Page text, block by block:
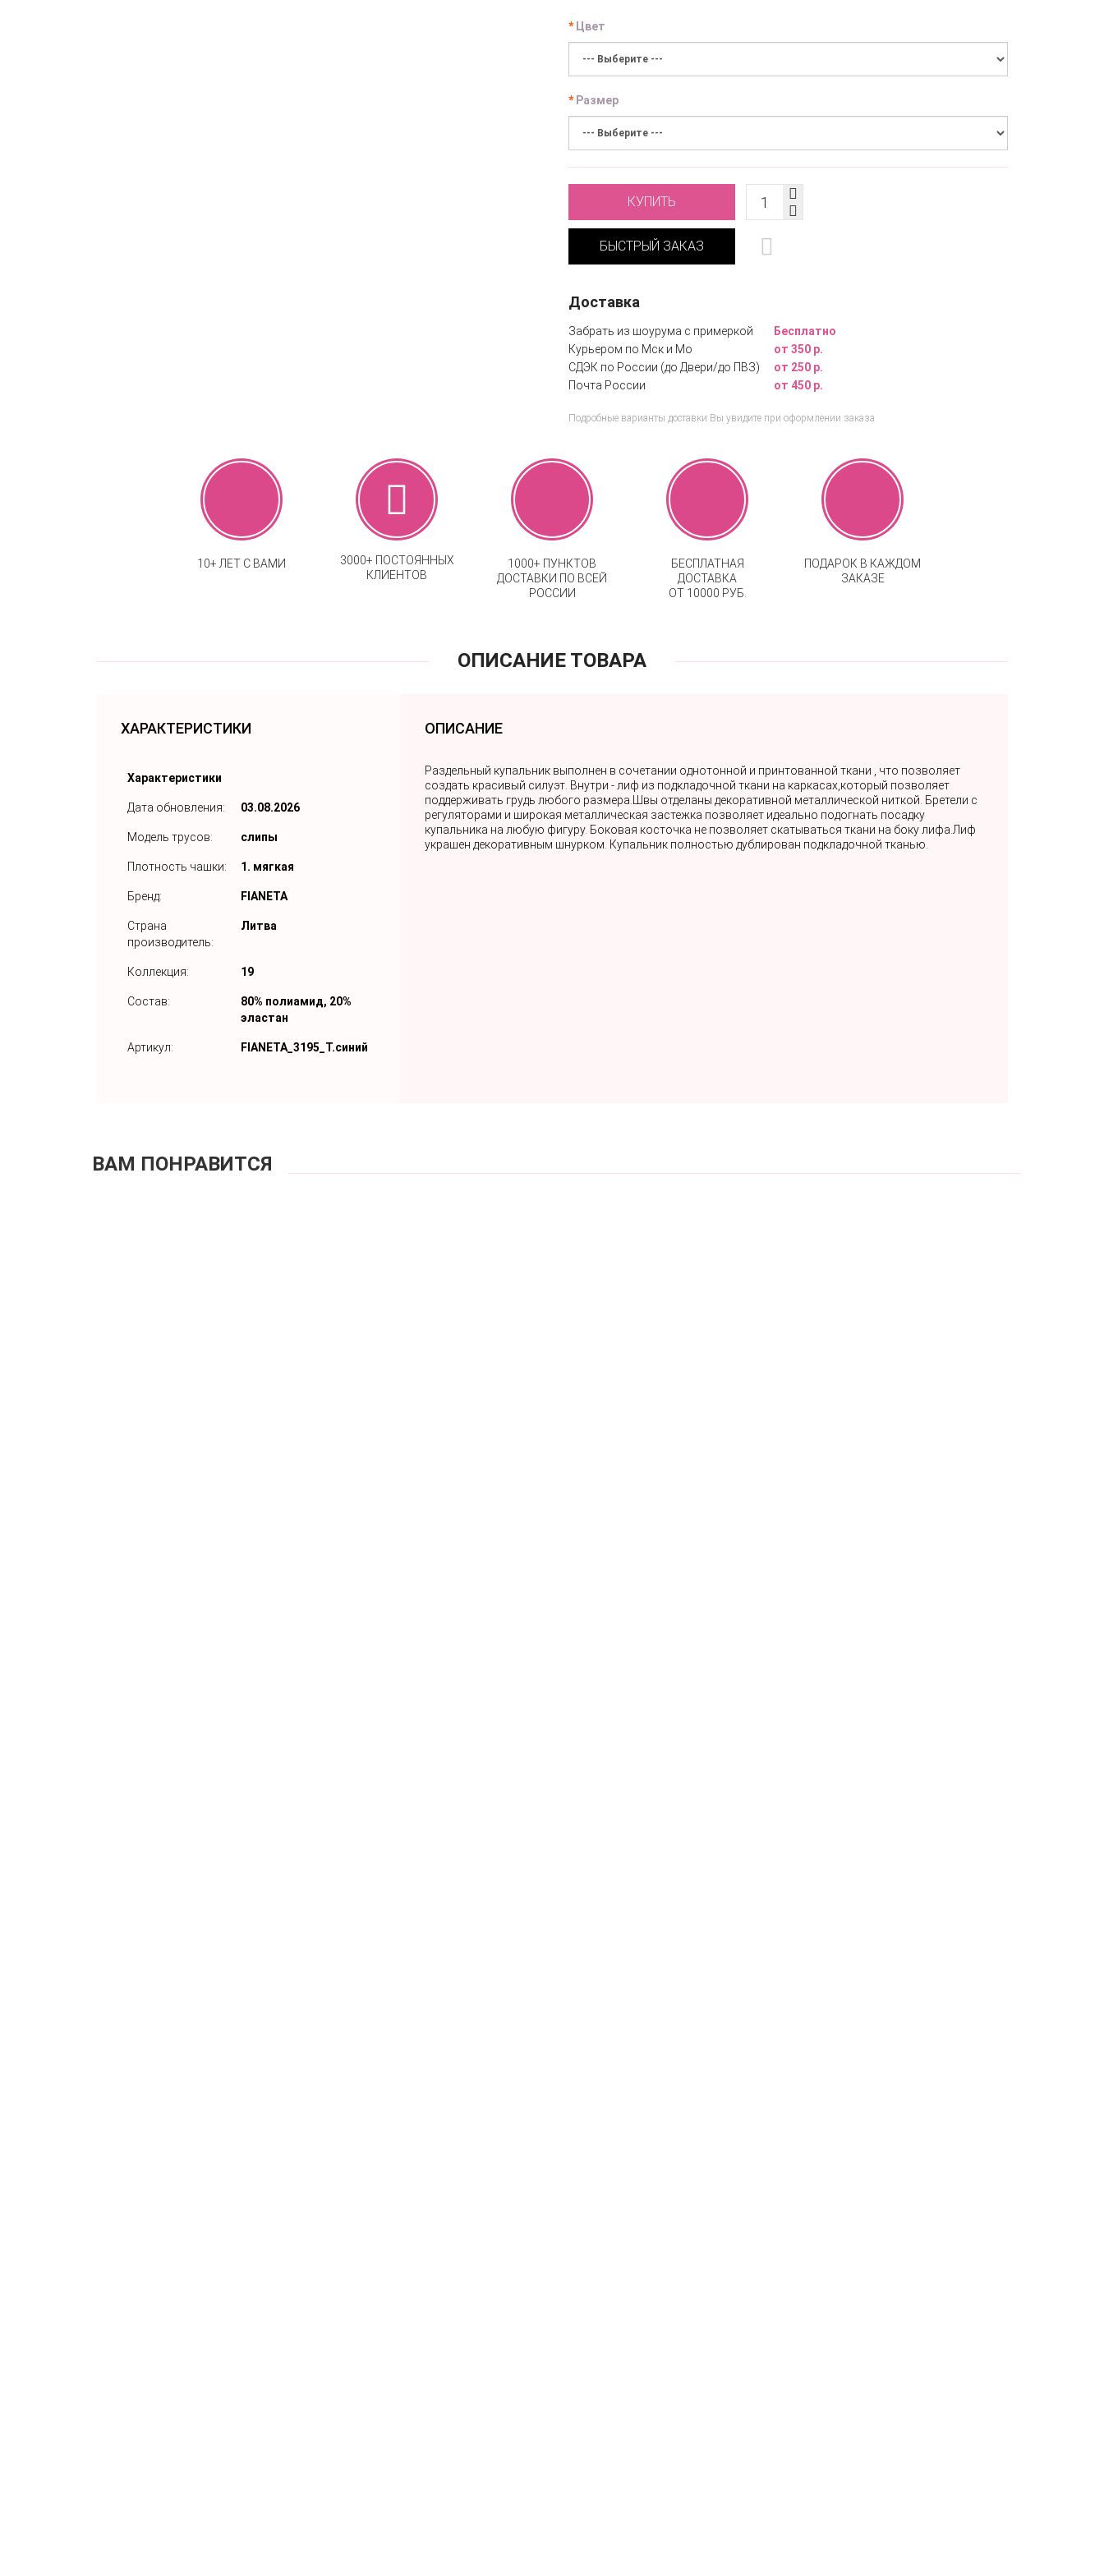
Цвет
Размер
КУПИТЬ
БЫСТРЫЙ ЗАКАЗ
Доставка
Забрать из шоурума с примеркой
Бесплатно
Курьером по Мск и Мо
от 350 р.
СДЭК по России (до Двери/до ПВЗ)
от 250 р.
Почта России
от 450 р.
Подробные варианты доставки Вы увидите при оформлении заказа
10+ ЛЕТ С ВАМИ
3000+ ПОСТОЯННЫХ
КЛИЕНТОВ
1000+ ПУНКТОВ
ДОСТАВКИ ПО ВСЕЙ
РОССИИ
БЕСПЛАТНАЯ
ДОСТАВКА
ОТ 10000 РУБ.
ПОДАРОК В КАЖДОМ
ЗАКАЗЕ
ОПИСАНИЕ ТОВАРА
ХАРАКТЕРИСТИКИ
Характеристики
Дата обновления: 03.08.2026
Модель трусов: слипы
Плотность чашки: 1. мягкая
Бренд: FIANETA
Страна
производитель:
Литва
Коллекция: 19
Состав:
80% полиамид, 20%
эластан
Артикул: FIANETA_3195_Т.синий
ОПИСАНИЕ
Раздельный купальник выполнен в сочетании однотонной и принтованной ткани , что позволяет
создать красивый силуэт. Внутри - лиф из подкладочной ткани на каркасах,который позволяет
поддерживать грудь любого размера.Швы отделаны декоративной металлической ниткой. Бретели с
регуляторами и широкая металлическая застежка позволяет идеально подогнать посадку
купальника на любую фигуру. Боковая косточка не позволяет скатываться ткани на боку лифа.Лиф
украшен декоративным шнурком. Купальник полностью дублирован подкладочной тканью.
ВАМ ПОНРАВИТСЯ